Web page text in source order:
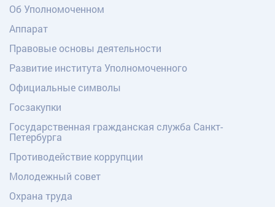
Об Уполномоченном
Аппарат
Правовые основы деятельности
Развитие института Уполномоченного
Официальные символы
Госзакупки
Государственная гражданская служба Санкт-
Петербурга
Противодействие коррупции
Молодежный совет
Охрана труда